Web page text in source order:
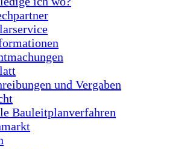
und Vergaben
Bauleitplanverfahren